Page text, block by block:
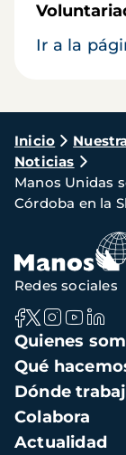
Ir a la
Ruta
de
Inicio
Noticias
Manos Unidas
Córdoba en la
Navegación
principal
Quienes
Qué
Dónde
Colabora
Actualidad
Redes sociales